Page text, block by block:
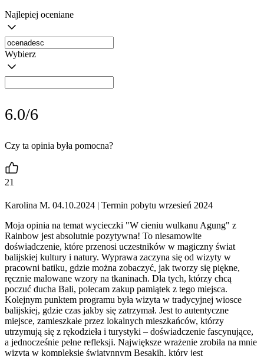
Najlepiej oceniane
Wybierz
6.0/6
Czy ta opinia była pomocna?
21
Karolina M. 04.10.2024 | Termin pobytu wrzesień 2024
Moja opinia na temat wycieczki "W cieniu wulkanu Agung" z
Rainbow jest absolutnie pozytywna! To niesamowite
doświadczenie, które przenosi uczestników w magiczny świat
balijskiej kultury i natury. Wyprawa zaczyna się od wizyty w
pracowni batiku, gdzie można zobaczyć, jak tworzy się piękne,
ręcznie malowane wzory na tkaninach. Dla tych, którzy chcą
poczuć ducha Bali, polecam zakup pamiątek z tego miejsca.
Kolejnym punktem programu była wizyta w tradycyjnej wiosce
balijskiej, gdzie czas jakby się zatrzymał. Jest to autentyczne
miejsce, zamieszkałe przez lokalnych mieszkańców, którzy
utrzymują się z rękodzieła i turystyki – doświadczenie fascynujące,
a jednocześnie pełne refleksji. Największe wrażenie zrobiła na mnie
wizyta w kompleksie świątynnym Besakih, który jest